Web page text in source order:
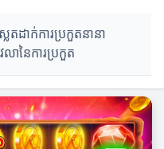
លតដាក់ការប្រកួតនានា
លានៃការប្រកួត